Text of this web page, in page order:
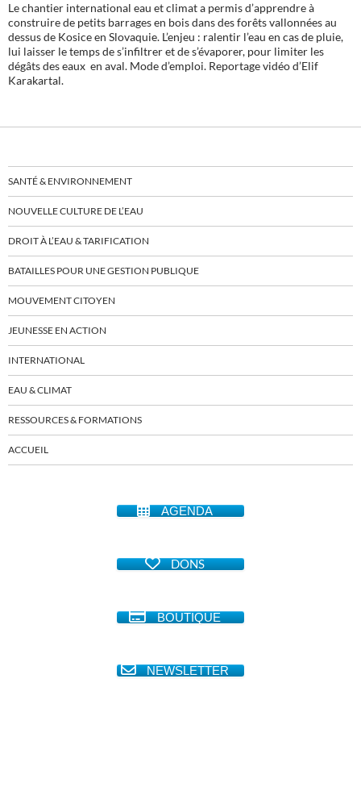
Le chantier international eau et climat a permis d’apprendre à
construire de petits barrages en bois dans des forêts vallonnées au
dessus de Kosice en Slovaquie. L’enjeu : ralentir l’eau en cas de pluie,
lui laisser le temps de s’infiltrer et de s’évaporer, pour limiter les
dégâts des eaux en aval. Mode d’emploi. Reportage vidéo d’Elif
Karakartal.
SANTÉ & ENVIRONNEMENT
NOUVELLE CULTURE DE L’EAU
DROIT À L’EAU & TARIFICATION
BATAILLES POUR UNE GESTION PUBLIQUE
MOUVEMENT CITOYEN
JEUNESSE EN ACTION
INTERNATIONAL
EAU & CLIMAT
RESSOURCES & FORMATIONS
ACCUEIL
AGENDA
DONS
BOUTIQUE
NEWSLETTER